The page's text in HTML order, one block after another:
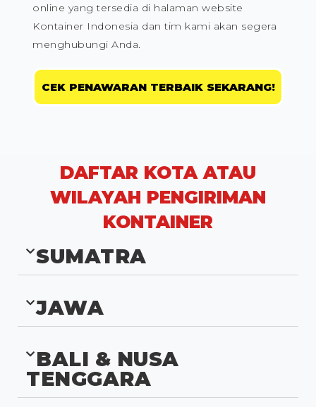
online yang tersedia di halaman website
Kontainer Indonesia dan tim kami akan segera
menghubungi Anda.
CEK PENAWARAN TERBAIK SEKARANG!
DAFTAR KOTA ATAU
WILAYAH PENGIRIMAN
KONTAINER
SUMATRA
JAWA
BALI & NUSA
TENGGARA